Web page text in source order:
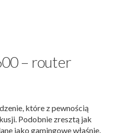
– router
które z pewnością
Podobnie zresztą jak
jako gamingowe właśnie.